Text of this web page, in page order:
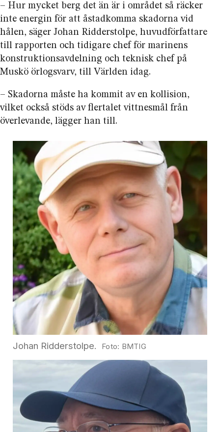
– Hur mycket berg det än är i området så räcker
inte energin för att åstadkomma skadorna vid
hålen, säger Johan Ridderstolpe, huvud­författare
till rapporten och tidigare chef för marinens
konstruktions­avdelning och teknisk chef på
Muskö örlogsvarv, till Världen idag.
– Skadorna måste ha kommit av en kollision,
vilket också stöds av flertalet vittnesmål från
överlevande, lägger han till.
Johan Ridderstolpe. BMTIG